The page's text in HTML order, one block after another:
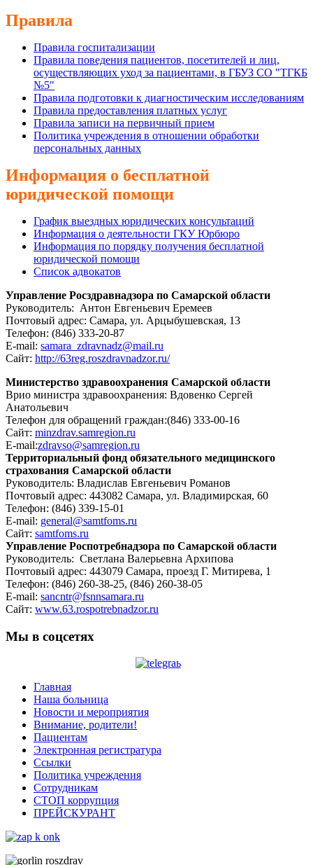
Правила
Правила госпитализации
Правила поведения пациентов, посетителей и лиц,
осуществляющих уход за пациентами, в ГБУЗ СО "ТГКБ
№5"
Правила подготовки к диагностическим исследованиям
Правила предоставления платных услуг
Правила записи на первичный прием
Политика учреждения в отношении обработки
персональных данных
Информация о бесплатной
юридической помощи
График выездных юридических консультаций
Информация о деятельности ГКУ Юрбюро
Информация по порядку получения бесплатной
юридической помощи
Список адвокатов
Управление Росздравнадзора по Самарской области
Руководитель: Антон Евгеньевич Еремеев
Почтовый адрес: Самара, ул. Арцыбушевская, 13
Телефон: (846) 333-20-87
E-mail: samara_zdravnadz@mail.ru
Сайт: http://63reg.roszdravnadzor.ru/
Министерство здравоохранения Самарской области
Врио министра здравоохранения: Вдовенко Сергей
Анатольевич
Телефон для обращений граждан:(846) 333-00-16
Сайт: minzdrav.samregion.ru
E-mail:zdravso@samregion.ru
Территориальный фонд обязательного медицинского
страхования Самарской области
Руководитель: Владислав Евгеньевич Романов
Почтовый адрес: 443082 Самара, ул. Владимирская, 60
Телефон: (846) 339-15-01
E-mail: general@samtfoms.ru
Сайт: samtfoms.ru
Управление Роспотребнадзора по Самарской области
Руководитель: Светлана Валерьевна Архипова
Почтовый адрес: 443079 Самара, проезд Г. Митирева, 1
Телефон: (846) 260-38-25, (846) 260-38-05
E-mail: sancntr@fsnnsamara.ru
Сайт: www.63.rospotrebnadzor.ru
Мы в соцсетях
Главная
Наша больница
Новости и мероприятия
Внимание, родители!
Пациентам
Электронная регистратура
Ссылки
Политика учреждения
Сотрудникам
СТОП коррупция
ПРЕЙСКУРАНТ